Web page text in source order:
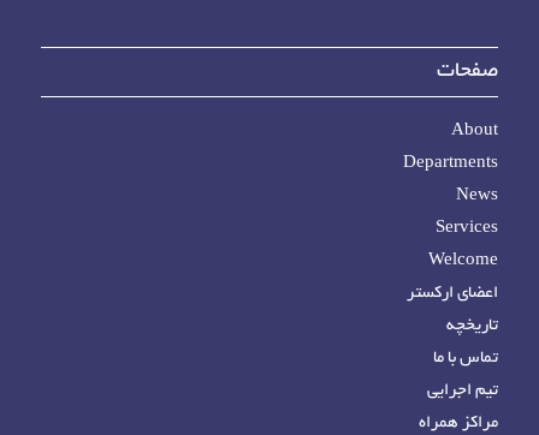
صفحات
About
Departments
News
Services
Welcome
اعضای ارکستر
تاریخچه
تماس با ما
تیم اجرایی
مراکز همراه